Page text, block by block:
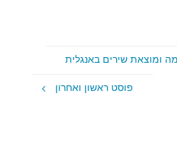
ומוצאת שירים באנגלית
פוסט ראשון ואחרון